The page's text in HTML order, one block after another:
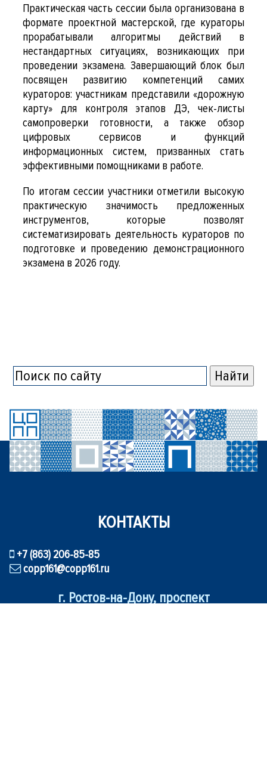
Практическая часть сессии была организована в
формате проектной мастерской, где кураторы
прорабатывали алгоритмы действий в
нестандартных ситуациях, возникающих при
проведении экзамена. Завершающий блок был
посвящен развитию компетенций самих
кураторов: участникам представили «дорожную
карту» для контроля этапов ДЭ, чек-листы
самопроверки готовности, а также обзор
цифровых сервисов и функций
информационных систем, призванных стать
эффективными помощниками в работе.
По итогам сессии участники отметили высокую
практическую значимость предложенных
инструментов, которые позволят
систематизировать деятельность кураторов по
подготовке и проведению демонстрационного
экзамена в 2026 году.
КОНТАКТЫ
+7 (863) 206-85-85
copp161@copp161.ru
г. Ростов-на-Дону, проспект